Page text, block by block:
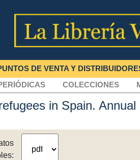
DE VENTA Y
COLECCIONES
in Spain.